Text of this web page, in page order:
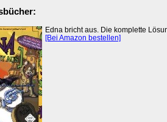
Edna bricht aus. Die komplette
[Bei Amazon bestellen]